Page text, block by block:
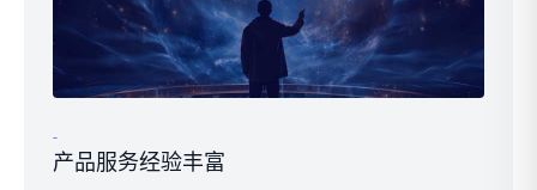
-
产品服务经验丰富